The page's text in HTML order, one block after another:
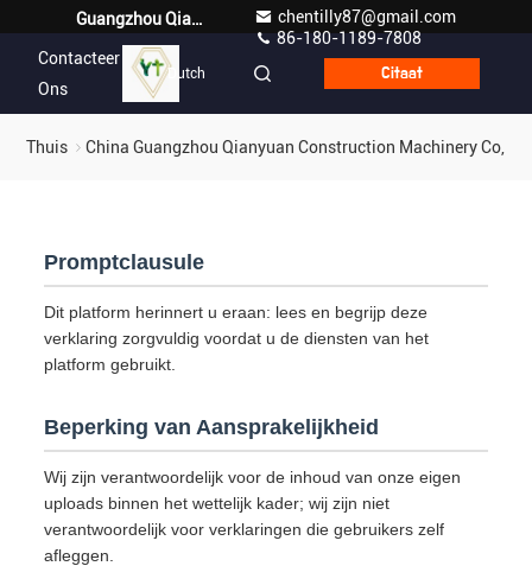
Guangzhou Qianyuan Construction Machinery Co,.LTD
chentilly87@gmail.com
86-180-1189-7808
Contacteer
Ons
Dutch Citaat
Thuis China Guangzhou Qianyuan Construction Machinery
Promptclausule
Dit platform herinnert u eraan: lees en begrijp deze
verklaring zorgvuldig voordat u de diensten van het
platform gebruikt.
Beperking van Aansprakelijkheid
Wij zijn verantwoordelijk voor de inhoud van onze eigen
uploads binnen het wettelijk kader; wij zijn niet
verantwoordelijk voor verklaringen die gebruikers zelf
afleggen.